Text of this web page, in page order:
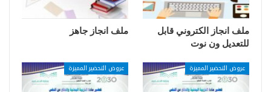
ملف انجاز الكتروني قابل
للتعديل ون نوت
ملف انجاز جاهز
عروض التحضير المميزة عروض التحضير المميزة